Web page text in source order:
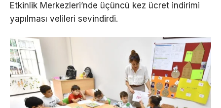
Etkinlik Merkezleri’nde üçüncü kez ücret indirimi
yapılması velileri sevindirdi.